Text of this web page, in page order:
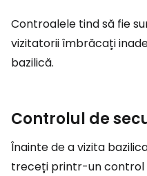
Controalele tind să fie
vizitatorii îmbrăcați
bazilică.
Controlul de
Înainte de a vizita
treceți printr-un control